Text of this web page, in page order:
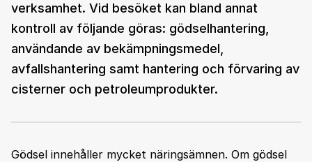
verksamhet. Vid besöket kan bland annat
kontroll av följande göras: gödselhantering,
användande av bekämpningsmedel,
avfallshantering samt hantering och förvaring av
cisterner och petroleumprodukter.
Gödsel innehåller mycket näringsämnen. Om gödsel